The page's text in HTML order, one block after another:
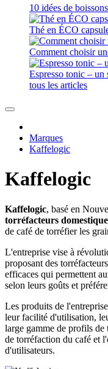
10 idées de
Thé en ÉCO
Comment choisir
Espresso tonic – un
tous les articles
Marques
Kaffelogic
Kaffelogic
Kaffelogic, basé en
torréfacteurs
de café de torréfier les
L'entreprise vise à
proposant des
efficaces qui permettent
selon leurs goûts et
Les produits de
leur facilité d'utilisation,
large gamme de profils
de torréfaction du café et
d'utilisateurs.